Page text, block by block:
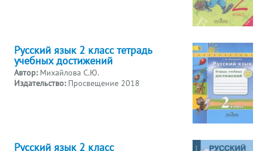
Русский язык 2 класс тетрадь
учебных достижений
Автор: Михайлова С.Ю.
Издательство: Просвещение 2018
Русский язык 2 класс